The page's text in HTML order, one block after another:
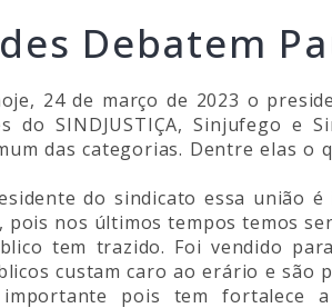
Debatem
24 de março de 2023 o
do SINDJUSTIÇA, Sinjufego e
das categorias. Dentre elas o
do sindicato essa união
pois nos últimos tempos temos
tem trazido. Foi vendido
custam caro ao erário e são
pois tem fortalece